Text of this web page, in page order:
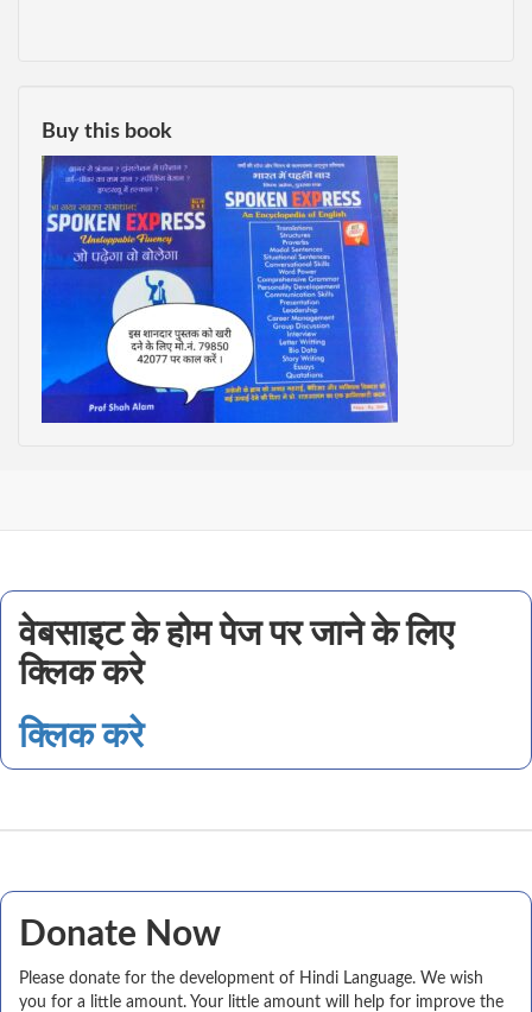
Buy this book
वेबसाइट के होम पेज पर जाने के लिए
क्लिक करे
क्लिक करे
Donate Now
Please donate for the development of Hindi Language. We wish
you for a little amount. Your little amount will help for improve the